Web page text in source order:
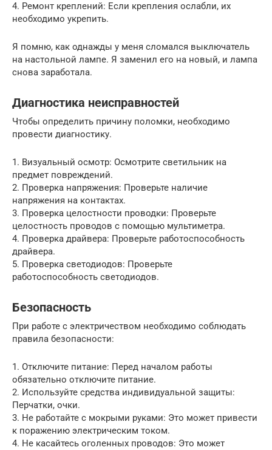
4. Ремонт креплений: Если крепления ослабли, их
необходимо укрепить.
Я помню, как однажды у меня сломался выключатель
на настольной лампе. Я заменил его на новый, и лампа
снова заработала.
Диагностика неисправностей
Чтобы определить причину поломки, необходимо
провести диагностику.
1. Визуальный осмотр: Осмотрите светильник на
предмет повреждений.
2. Проверка напряжения: Проверьте наличие
напряжения на контактах.
3. Проверка целостности проводки: Проверьте
целостность проводов с помощью мультиметра.
4. Проверка драйвера: Проверьте работоспособность
драйвера.
5. Проверка светодиодов: Проверьте
работоспособность светодиодов.
Безопасность
При работе с электричеством необходимо соблюдать
правила безопасности:
1. Отключите питание: Перед началом работы
обязательно отключите питание.
2. Используйте средства индивидуальной защиты:
Перчатки, очки.
3. Не работайте с мокрыми руками: Это может привести
к поражению электрическим током.
4. Не касайтесь оголенных проводов: Это может